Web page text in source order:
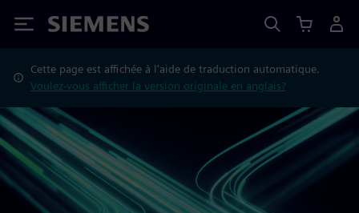
Siemens
Cette page est affichée à l'aide de traduction automatique.
Voulez-vous afficher la version originale en anglais?